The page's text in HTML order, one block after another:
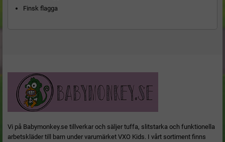
Finsk flagga
Vi på Babymonkey.se tillverkar och säljer tuffa, slitstarka och funktionella
arbetskläder till barn under varumärket VXO Kids. I vårt sortiment finns